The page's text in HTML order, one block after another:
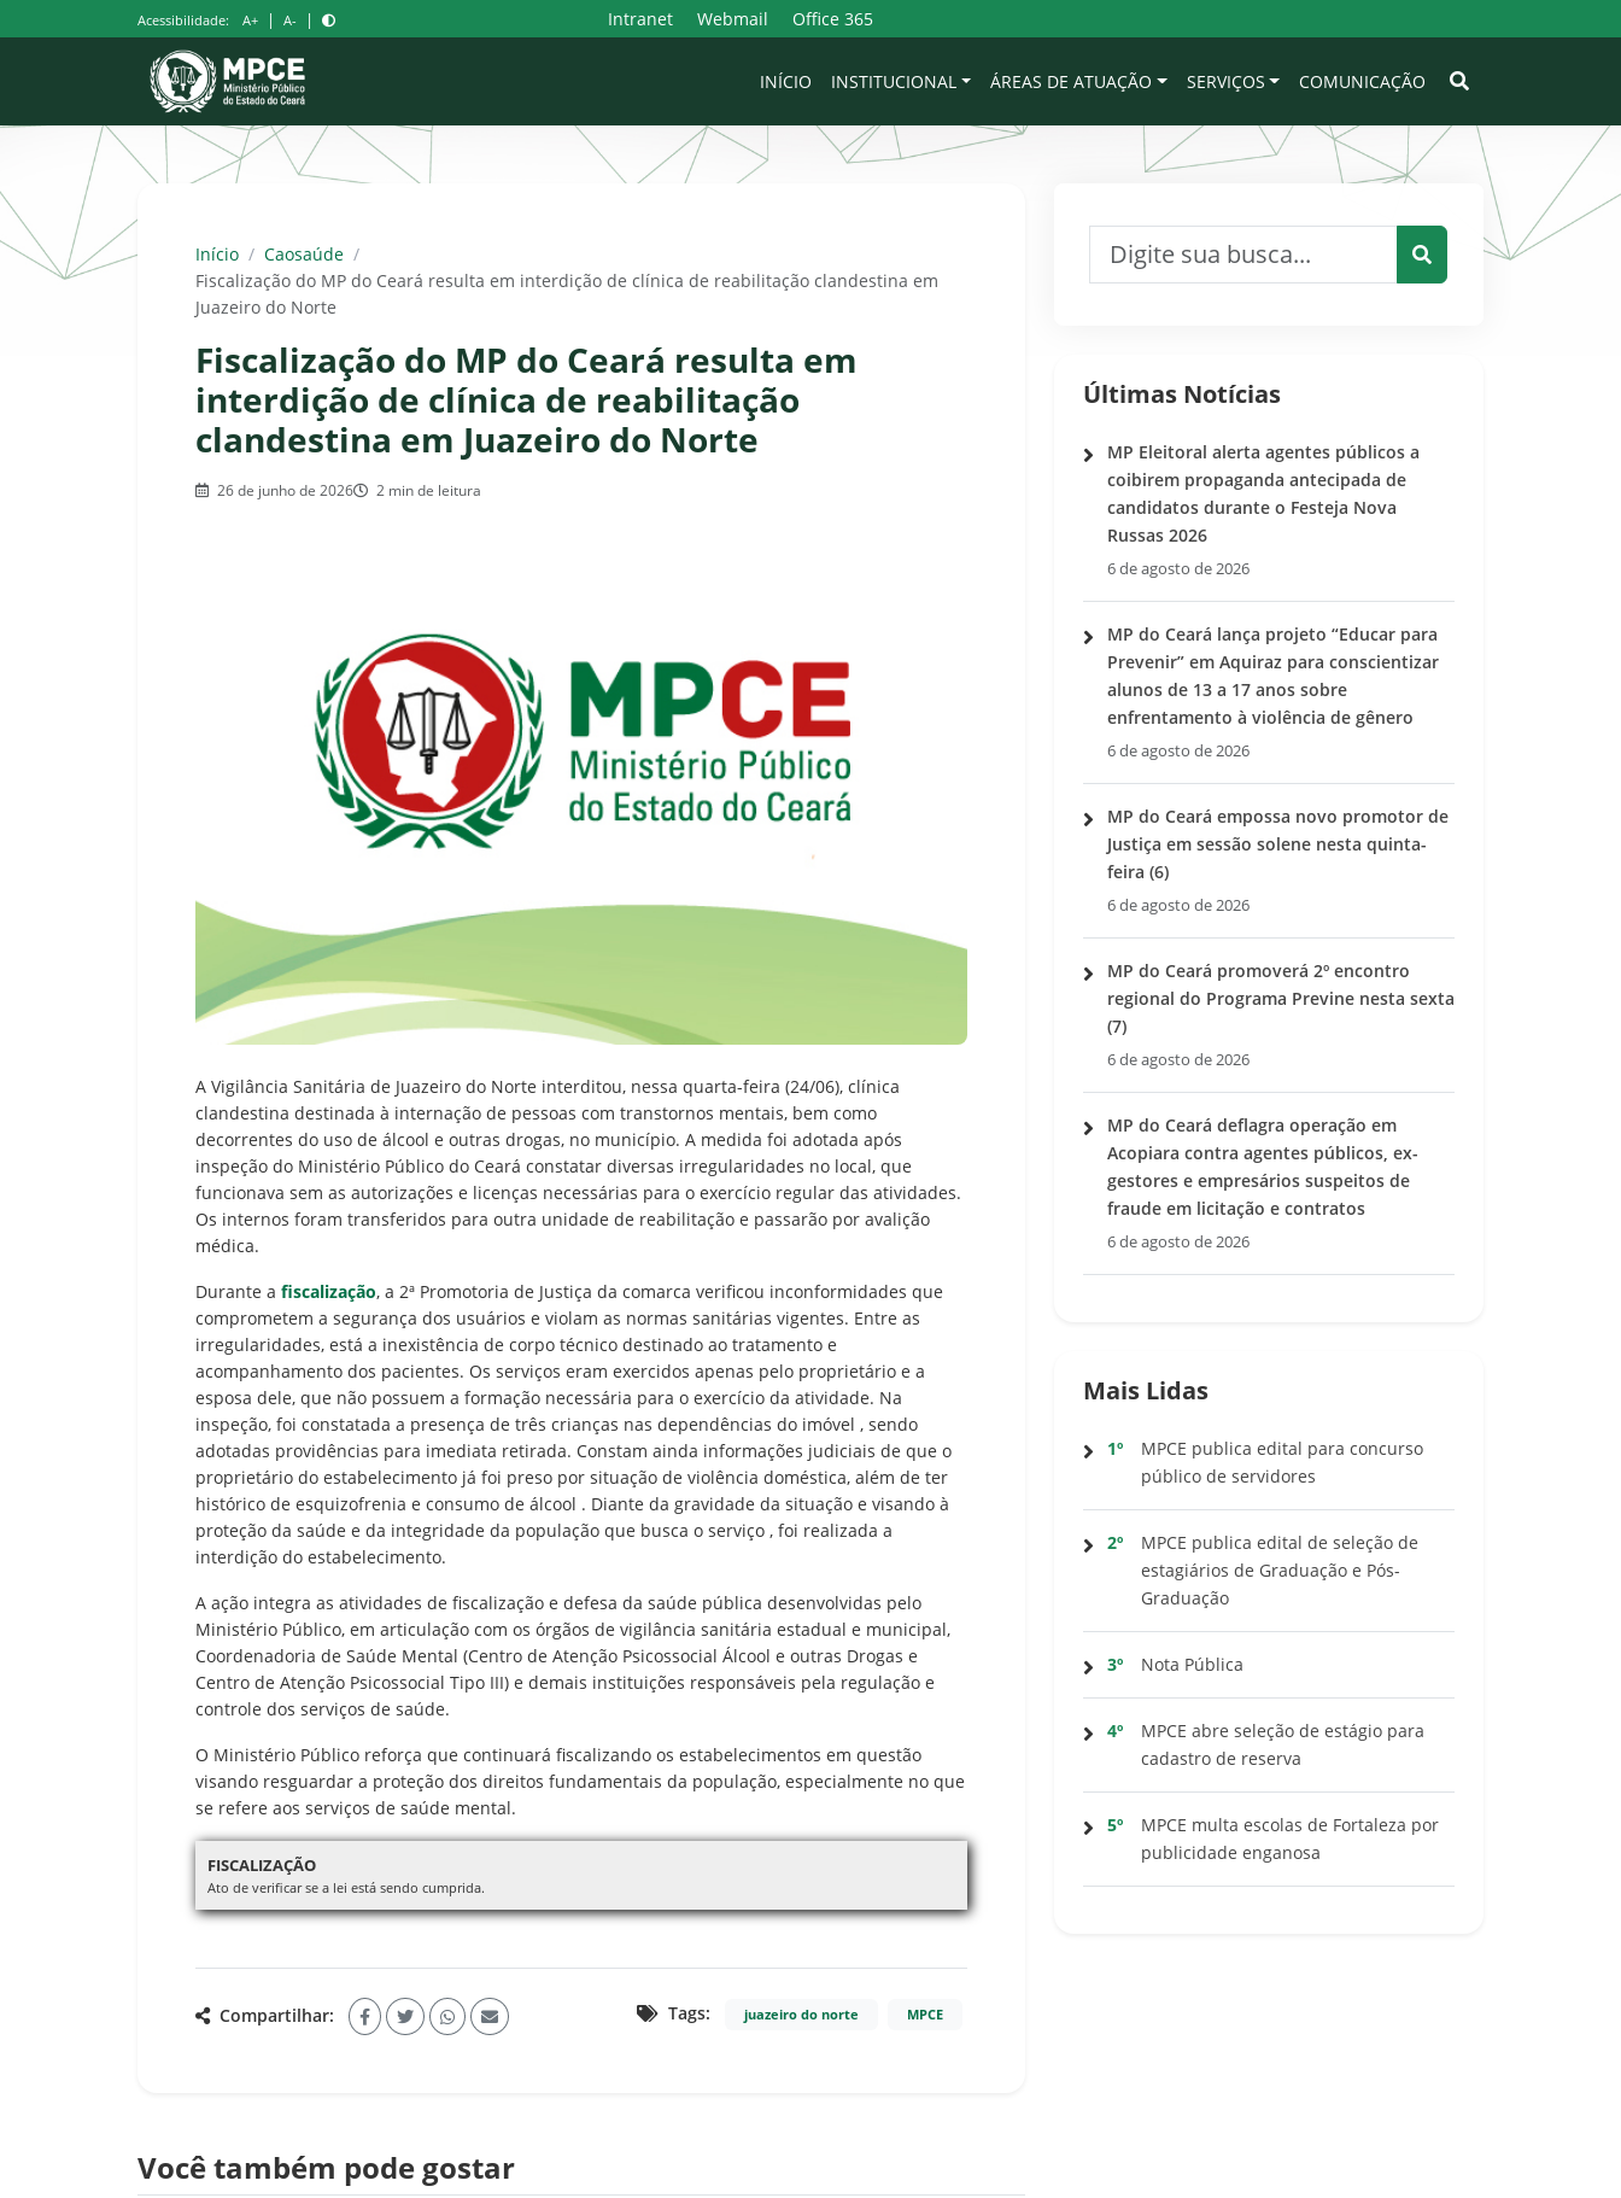
para
Acessibilidade: A+ | A- | Intranet Webmail Office 365
INÍCIO INSTITUCIONAL ÁREAS DE ATUAÇÃO SERVIÇOS COMUNICAÇÃO
Início / Caosaúde /
Fiscalização do MP do Ceará resulta em interdição de clínica de reabilitação clandestina em
Juazeiro do Norte
Fiscalização do MP do Ceará resulta em
interdição de clínica de reabilitação
clandestina em Juazeiro do Norte
26 de junho de 2026 2 min de leitura
A Vigilância Sanitária de Juazeiro do Norte interditou, nessa quarta-feira (24/06), clínica
clandestina destinada à internação de pessoas com transtornos mentais, bem como
decorrentes do uso de álcool e outras drogas, no município. A medida foi adotada após
inspeção do Ministério Público do Ceará constatar diversas irregularidades no local, que
funcionava sem as autorizações e licenças necessárias para o exercício regular das atividades.
Os internos foram transferidos para outra unidade de reabilitação e passarão por avalição
médica.
Durante a fiscalização, a 2ª Promotoria de Justiça da comarca verificou inconformidades que
comprometem a segurança dos usuários e violam as normas sanitárias vigentes. Entre as
irregularidades, está a inexistência de corpo técnico destinado ao tratamento e
acompanhamento dos pacientes. Os serviços eram exercidos apenas pelo proprietário e a
esposa dele, que não possuem a formação necessária para o exercício da atividade. Na
inspeção, foi constatada a presença de três crianças nas dependências do imóvel , sendo
adotadas providências para imediata retirada. Constam ainda informações judiciais de que o
proprietário do estabelecimento já foi preso por situação de violência doméstica, além de ter
histórico de esquizofrenia e consumo de álcool . Diante da gravidade da situação e visando à
proteção da saúde e da integridade da população que busca o serviço , foi realizada a
interdição do estabelecimento.
A ação integra as atividades de fiscalização e defesa da saúde pública desenvolvidas pelo
Ministério Público, em articulação com os órgãos de vigilância sanitária estadual e municipal,
Coordenadoria de Saúde Mental (Centro de Atenção Psicossocial Álcool e outras Drogas e
Centro de Atenção Psicossocial Tipo III) e demais instituições responsáveis pela regulação e
controle dos serviços de saúde.
O Ministério Público reforça que continuará fiscalizando os estabelecimentos em questão
visando resguardar a proteção dos direitos fundamentais da população, especialmente no que
se refere aos serviços de saúde mental.
FISCALIZAÇÃO
Ato de verificar se a lei está sendo cumprida.
Compartilhar: Tags: juazeiro do norte MPCE
Você também pode gostar
Pesquisar
Últimas Notícias
MP Eleitoral alerta agentes públicos a
coibirem propaganda antecipada de
candidatos durante o Festeja Nova
Russas 2026
6 de agosto de 2026
MP do Ceará lança projeto “Educar para
Prevenir” em Aquiraz para conscientizar
alunos de 13 a 17 anos sobre
enfrentamento à violência de gênero
6 de agosto de 2026
MP do Ceará empossa novo promotor de
Justiça em sessão solene nesta quinta-
feira (6)
6 de agosto de 2026
MP do Ceará promoverá 2º encontro
regional do Programa Previne nesta sexta
(7)
6 de agosto de 2026
MP do Ceará deflagra operação em
Acopiara contra agentes públicos, ex-
gestores e empresários suspeitos de
fraude em licitação e contratos
6 de agosto de 2026
Mais Lidas
1º
MPCE publica edital para concurso
público de servidores
2º
MPCE publica edital de seleção de
estagiários de Graduação e Pós-
Graduação
3º Nota Pública
4º
MPCE abre seleção de estágio para
cadastro de reserva
5º
MPCE multa escolas de Fortaleza por
publicidade enganosa